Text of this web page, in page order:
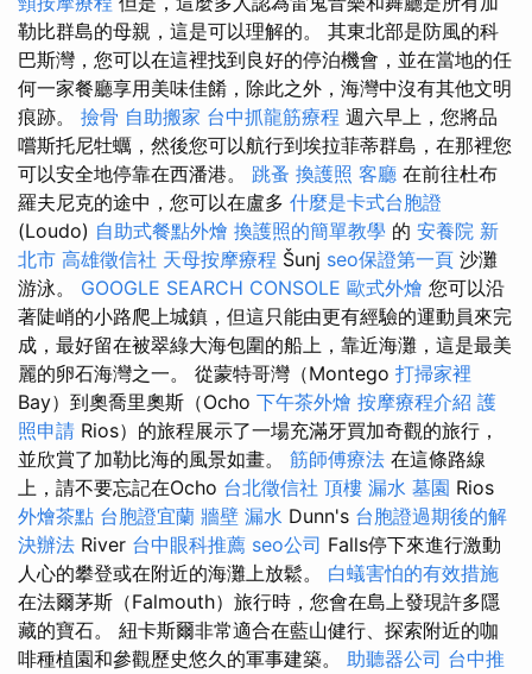
勒比群島的母親，這是可以理解的。 其東北部是防風的科
巴斯灣，您可以在這裡找到良好的停泊機會，並在當地的任
何一家餐廳享用美味佳餚，除此之外，海灣中沒有其他文明
痕跡。 撿骨 自助搬家 台中抓龍筋療程 週六早上，您將品
嚐斯托尼牡蠣，然後您可以航行到埃拉菲蒂群島，在那裡您
可以安全地停靠在西潘港。 跳蚤 換護照 客廳 在前往杜布
羅夫尼克的途中，您可以在盧多 什麼是卡式台胞證
(Loudo) 自助式餐點外燴 換護照的簡單教學 的 安養院 新
北市 高雄徵信社 天母按摩療程 Šunj seo保證第一頁 沙灘
游泳。 GOOGLE SEARCH CONSOLE 歐式外燴 您可以沿
著陡峭的小路爬上城鎮，但這只能由更有經驗的運動員來完
成，最好留在被翠綠大海包圍的船上，靠近海灘，這是最美
麗的卵石海灣之一。 從蒙特哥灣（Montego 打掃家裡
Bay）到奧喬里奧斯（Ocho 下午茶外燴 按摩療程介紹 護
照申請 Rios）的旅程展示了一場充滿牙買加奇觀的旅行，
並欣賞了加勒比海的風景如畫。 筋師傅療法 在這條路線
上，請不要忘記在Ocho 台北徵信社 頂樓 漏水 墓園 Rios
外燴茶點 台胞證宜蘭 牆壁 漏水 Dunn's 台胞證過期後的解
決辦法 River 台中眼科推薦 seo公司 Falls停下來進行激動
人心的攀登或在附近的海灘上放鬆。 白蟻害怕的有效措施
在法爾茅斯（Falmouth）旅行時，您會在島上發現許多隱
藏的寶石。 紐卡斯爾非常適合在藍山健行、探索附近的咖
啡種植園和參觀歷史悠久的軍事建築。 助聽器公司 台中推